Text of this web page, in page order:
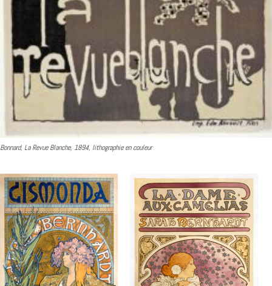
Bonnard, La Revue Blanche, 1894, lithographie en couleur